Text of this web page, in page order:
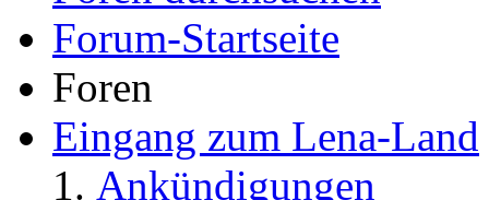
Forum-Startseite
Foren
Eingang zum Lena-Land
Ankündigungen